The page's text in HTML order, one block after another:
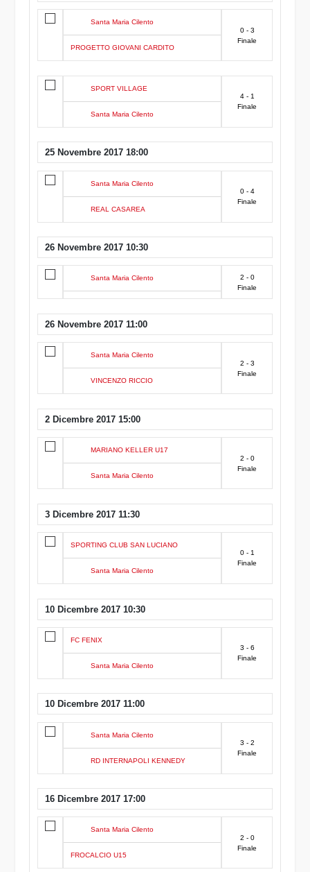
Santa Maria Cilento
PROGETTO GIOVANI CARDITO
0 - 3
Finale
SPORT VILLAGE
Santa Maria Cilento
4 - 1
Finale
25 Novembre 2017 18:00
Santa Maria Cilento
REAL CASAREA
0 - 4
Finale
26 Novembre 2017 10:30
Santa Maria Cilento
2 - 0
Finale
26 Novembre 2017 11:00
Santa Maria Cilento
VINCENZO RICCIO
2 - 3
Finale
2 Dicembre 2017 15:00
MARIANO KELLER U17
Santa Maria Cilento
2 - 0
Finale
3 Dicembre 2017 11:30
SPORTING CLUB SAN LUCIANO
Santa Maria Cilento
0 - 1
Finale
10 Dicembre 2017 10:30
FC FENIX
Santa Maria Cilento
3 - 6
Finale
10 Dicembre 2017 11:00
Santa Maria Cilento
RD INTERNAPOLI KENNEDY
3 - 2
Finale
16 Dicembre 2017 17:00
Santa Maria Cilento
FROCALCIO U15
2 - 0
Finale